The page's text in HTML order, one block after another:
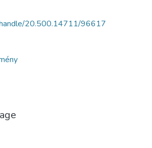
20.500.14711/96617